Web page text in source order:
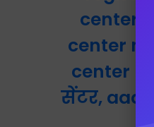
center
center
center
सेंटर,